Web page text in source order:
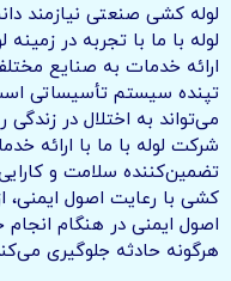
لوله کشی صنعتی
لوله با ما با تجربه در
ارائه خدمات به صنایع
تپنده سیستم تأسیساتی
می‌تواند به اختلال در
شرکت لوله با ما با ارائه
تضمین‌کننده سلامت و
کشی با رعایت اصول ایمنی،
اصول ایمنی در هنگام انجام
هرگونه حادثه جلوگیری